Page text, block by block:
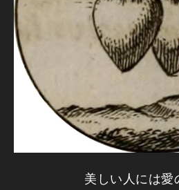
美しい人には愛